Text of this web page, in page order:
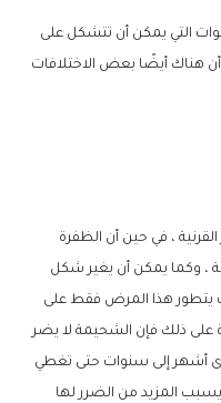
التي يمكن أن تتشكل على
هناك أيضًا بعض الاختلافات
، في حين أن الظفرة
، وكما يمكن أن يغير شكل
يتطور هذا المرض فقط على
على ذلك فإن الشحيمة لا يضر
أشهر إلى سنوات حتى تغطي
المزيد من الضرر لها